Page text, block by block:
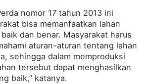
nomor 17 tahun 2013 ini
bisa memanfaatkan lahan
dan benar. Masyarakat harus
aturan-aturan tentang lahan
sehingga dalam memproduksi
tersebut dapat menghasilkan
baik,” katanya.